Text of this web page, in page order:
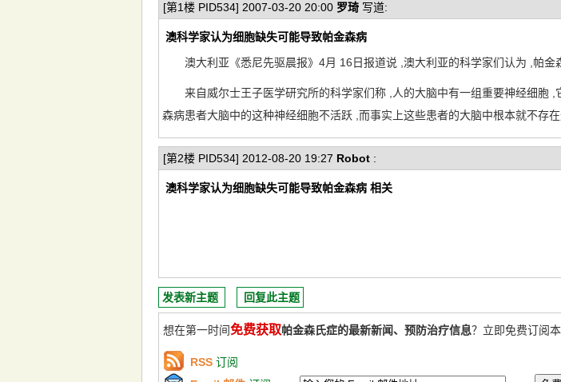
[第1楼 PID534] 2007-03-20 20:00 罗琦 写道:
澳科学家认为细胞缺失可能导致帕金森病
澳大利亚《悉尼先驱晨报》4月 16日报道说 ,澳大利亚的科学家们认为 ,帕金
来自威尔士王子医学研究所的科学家们称 ,人的大脑中有一组重要神经细胞 ,
森病患者大脑中的这种神经细胞不活跃 ,而事实上这些患者的大脑中根本就不存
[第2楼 PID534] 2012-08-20 19:27 Robot :
澳科学家认为细胞缺失可能导致帕金森病 相关
发表新主题 回复此主题
想在第一时间免费获取帕金森氏症的最新新闻、预防治疗信息？立即免费订阅本
RSS 订阅